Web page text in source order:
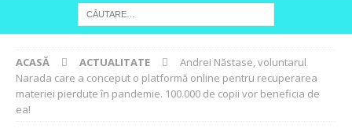
ACASĂ ACTUALITATE
Andrei Năstase, voluntarul
Narada care a conceput o platformă online pentru recuperarea
materiei pierdute în pandemie. 100.000 de copii vor beneficia de
ea!